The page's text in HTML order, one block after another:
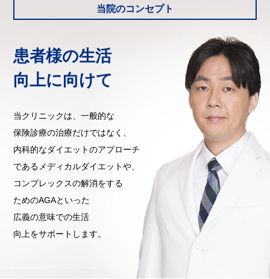
当院のコンセプト
患者様の生活
向上に向けて
当クリニックは、一般的な
保険診療の治療だけではなく、
内科的なダイエットのアプローチ
であるメディカルダイエットや、
コンプレックスの解消をする
ためのAGAといった
広義の意味での生活
向上をサポートします。